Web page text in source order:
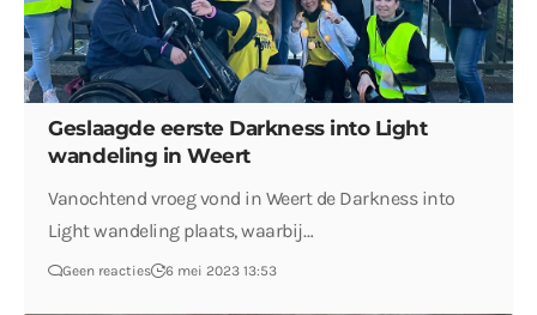
Geslaagde eerste Darkness into Light
wandeling in Weert
Vanochtend vroeg vond in Weert de Darkness into
Light wandeling plaats, waarbij…
Geen reacties 6 mei 2023 13:53